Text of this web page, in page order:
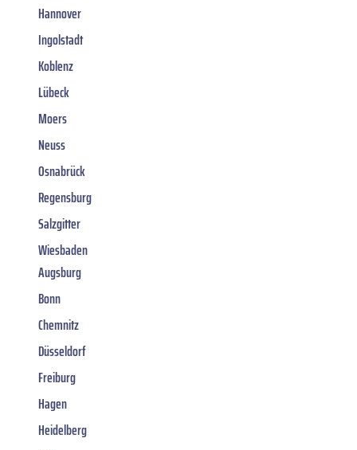
Hannover
Ingolstadt
Koblenz
Lübeck
Moers
Neuss
Osnabrück
Regensburg
Salzgitter
Wiesbaden
Augsburg
Bonn
Chemnitz
Düsseldorf
Freiburg
Hagen
Heidelberg